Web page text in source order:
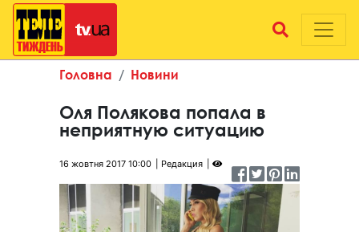
Головна Новини
Оля Полякова попала в
неприятную ситуацию
16 жовтня 2017 10:00 Редакция